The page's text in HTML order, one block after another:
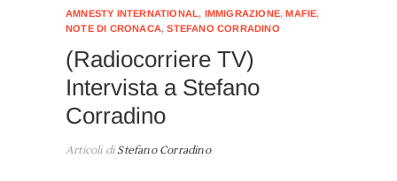
AMNESTY INTERNATIONAL, IMMIGRAZIONE,MAFIE,
NOTE DI CRONACA,STEFANO CORRADINO
(Radiocorriere TV)
Intervista a Stefano
Corradino
Articoli diStefano Corradino